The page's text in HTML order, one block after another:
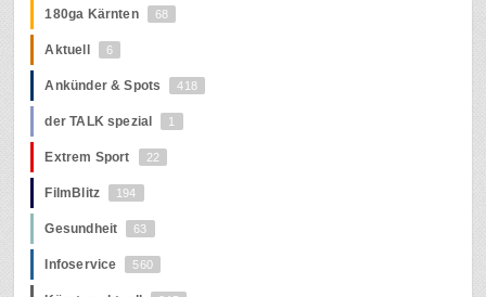
180ga Kärnten 68
Aktuell 6
Ankünder & Spots 418
der TALK spezial 1
Extrem Sport 22
FilmBlitz 194
Gesundheit 63
Infoservice 560